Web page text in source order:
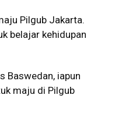
Pilgub Jakarta.
belajar kehidupan
Baswedan, iapun
maju di Pilgub